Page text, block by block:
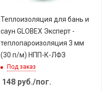
Теплоизоляция для бань и
саун GLOBEX Эксперт -
теплопароизоляция 3 мм
(30 п/м) НПП-К-ЛФЗ
Под заказ
148руб./пог.